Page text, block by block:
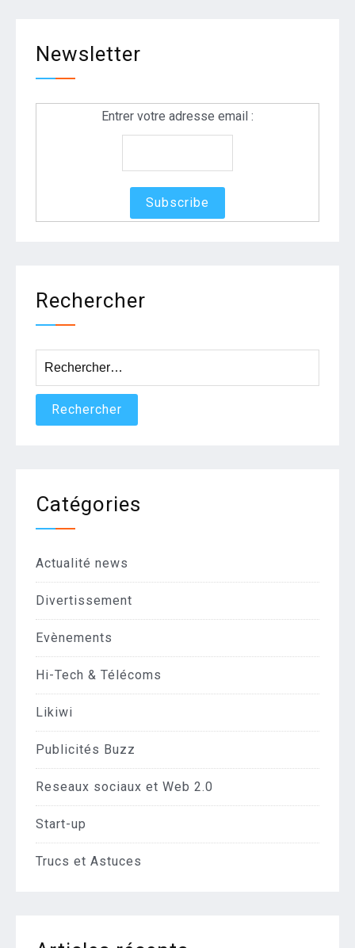
Newsletter
Entrer votre adresse email :
Rechercher
Catégories
Actualité news
Divertissement
Evènements
Hi-Tech & Télécoms
Likiwi
Publicités Buzz
Reseaux sociaux et Web 2.0
Start-up
Trucs et Astuces